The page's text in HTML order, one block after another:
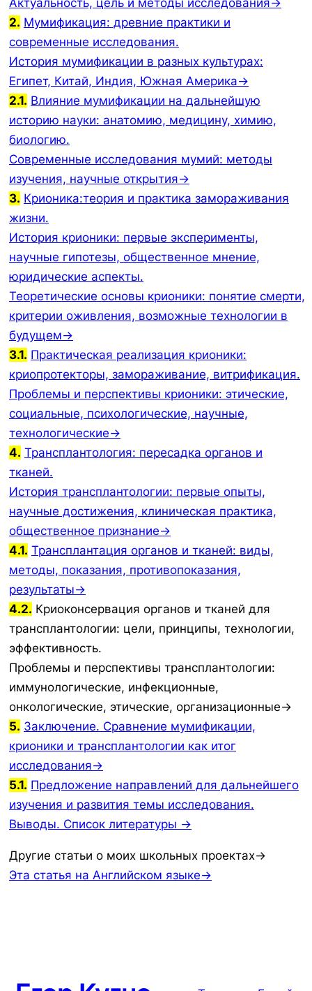
Актуальность, цель и методы исследования→
2. Мумификация: древние практики и
современные исследования.
История мумификации в разных культурах:
Египет, Китай, Индия, Южная Америка→
2.1. Влияние мумификации на дальнейшую
историю науки: анатомию, медицину, химию,
биологию.
Современные исследования мумий: методы
изучения, научные открытия→
3. Крионика:теория и практика замораживания
жизни.
История крионики: первые эксперименты,
научные гипотезы, общественное мнение,
юридические аспекты.
Теоретические основы крионики: понятие смерти,
критерии оживления, возможные технологии в
будущем→
3.1. Практическая реализация крионики:
криопротекторы, замораживание, витрификация.
Проблемы и перспективы крионики: этические,
социальные, психологические, научные,
технологические→
4. Трансплантология: пересадка органов и
тканей.
История трансплантологии: первые опыты,
научные достижения, клиническая практика,
общественное признание→
4.1. Трансплантация органов и тканей: виды,
методы, показания, противопоказания,
результаты→
4.2. Криоконсервация органов и тканей для
трансплантологии: цели, принципы, технологии,
эффективность.
Проблемы и перспективы трансплантологии:
иммунологические, инфекционные,
онкологические, этические, организационные→
5. Заключение. Сравнение мумификации,
крионики и трансплантологии как итог
исследования→
5.1. Предложение направлений для дальнейшего
изучения и развития темы исследования.
Выводы. Список литературы →
Другие статьи о моих школьных проектах→
Эта статья на Английском языке→